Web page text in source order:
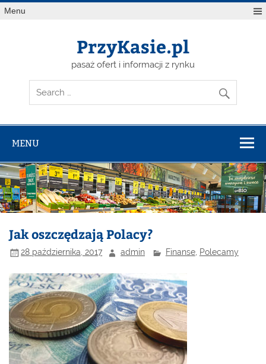
Skip
toMenu
PrzyKasie.pl
pasaż ofert i informacji z rynku
MENU
Jak oszczędzają Polacy?
28 października, 2017 admin Finanse, Polecamy